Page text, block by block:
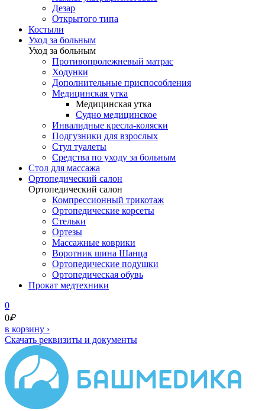
Дезар
Открытого типа
Костыли
Уход за больным
Уход за больным
Противопролежневый матрас
Ходунки
Дополнительные приспособления
Медицинская утка
Медицинская утка
Судно медицинское
Инвалидные кресла-коляски
Подгузники для взрослых
Стул туалеты
Средства по уходу за больным
Cтол для массажа
Ортопедический салон
Ортопедический салон
Компрессионный трикотаж
Ортопедические корсеты
Стельки
Ортезы
Массажные коврики
Воротник шина Шанца
Ортопедические подушки
Ортопедическая обувь
Прокат медтехники
0
0₽
в корзину ›
Скачать реквизиты и документы